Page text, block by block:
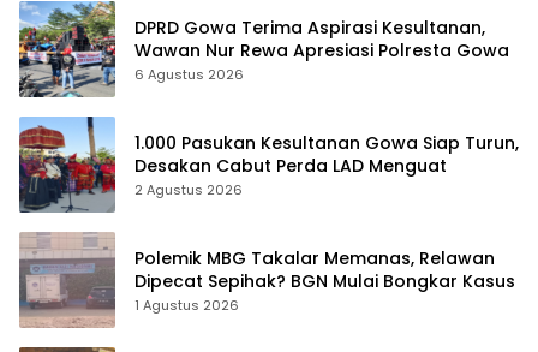
DPRD Gowa Terima Aspirasi Kesultanan,
Wawan Nur Rewa Apresiasi Polresta Gowa
6 Agustus 2026
1.000 Pasukan Kesultanan Gowa Siap Turun,
Desakan Cabut Perda LAD Menguat
2 Agustus 2026
Polemik MBG Takalar Memanas, Relawan
Dipecat Sepihak? BGN Mulai Bongkar Kasus
1 Agustus 2026